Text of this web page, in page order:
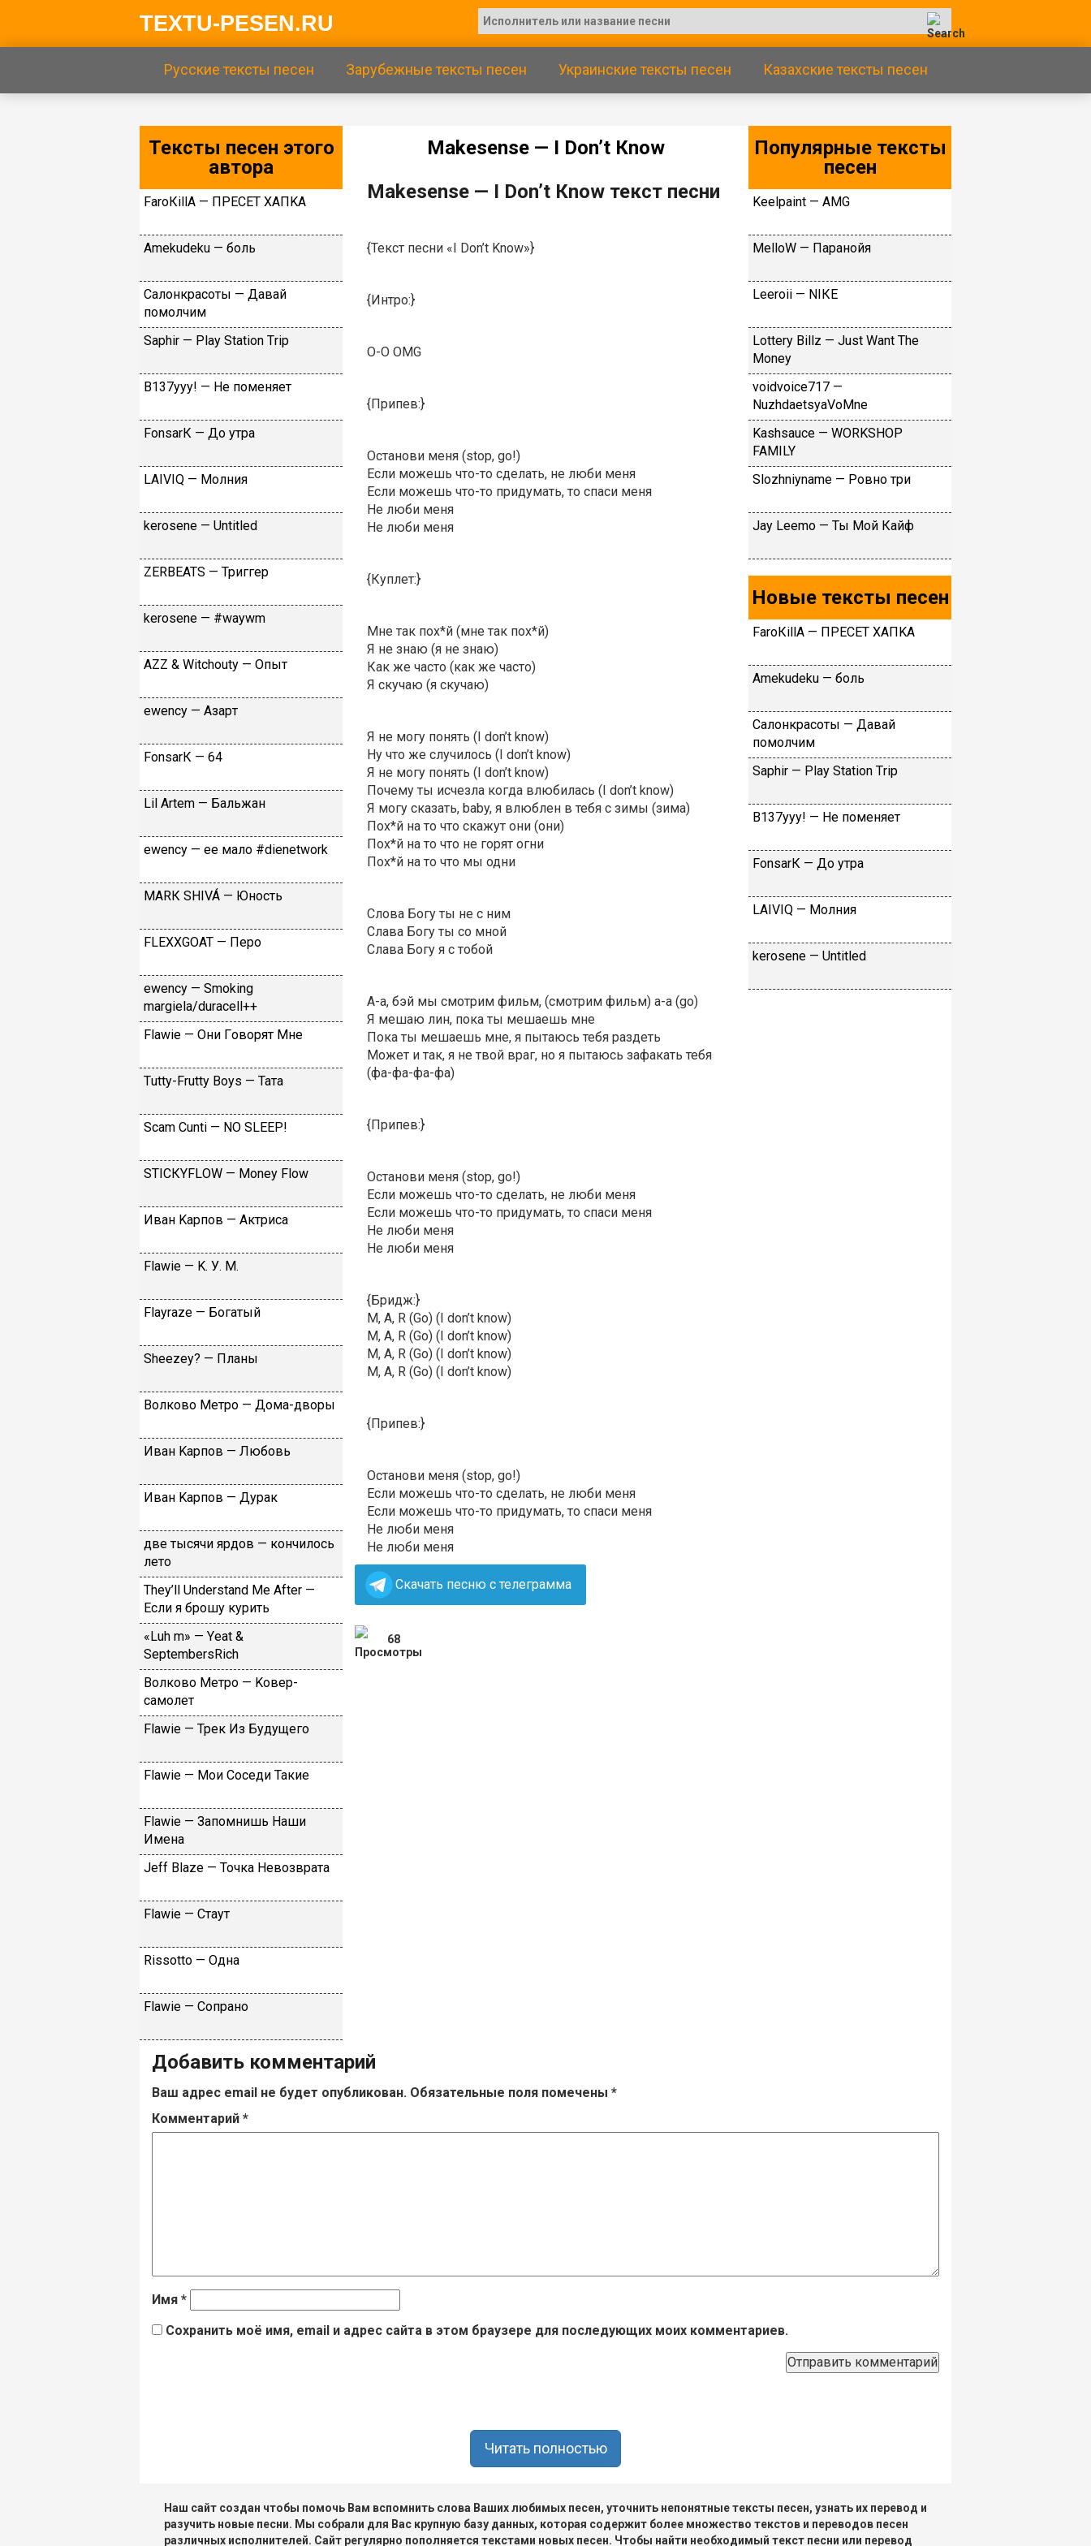
TEXTU-PESEN.RU
Русские тексты песен Зарубежные тексты песен Украинские тексты песен Казахские тексты песен
Маkеsеnsе — I Dоn’t Кnоw
Маkеsеnsе — I Dоn’t Кnоw текст песни
{Текст песни «I Don’t Know»}
{Интро:}
O-O OMG
{Припев:}
Останови меня (stop, go!)
Если можешь что-то сделать, не люби меня
Если можешь что-то придумать, то спаси меня
Не люби меня
Не люби меня
{Куплет:}
Мне так пох*й (мне так пох*й)
Я не знаю (я не знаю)
Как же часто (как же часто)
Я скучаю (я скучаю)
Я не могу понять (I don’t know)
Ну что же случилось (I don’t know)
Я не могу понять (I don’t know)
Почему ты исчезла когда влюбилась (I don’t know)
Я могу сказать, baby, я влюблен в тебя с зимы (зима)
Пох*й на то что скажут они (они)
Пох*й на то что не горят огни
Пох*й на то что мы одни
Слова Богу ты не с ним
Слава Богу ты со мной
Слава Богу я с тобой
А-а, бэй мы смотрим фильм, (смотрим фильм) а-а (go)
Я мешаю лин, пока ты мешаешь мне
Пока ты мешаешь мне, я пытаюсь тебя раздеть
Может и так, я не твой враг, но я пытаюсь зафакать тебя
(фа-фа-фа-фа)
{Припев:}
Останови меня (stop, go!)
Если можешь что-то сделать, не люби меня
Если можешь что-то придумать, то спаси меня
Не люби меня
Не люби меня
{Бридж:}
M, A, R (Go) (I don’t know)
M, A, R (Go) (I don’t know)
M, A, R (Go) (I don’t know)
M, A, R (Go) (I don’t know)
{Припев:}
Останови меня (stop, go!)
Если можешь что-то сделать, не люби меня
Если можешь что-то придумать, то спаси меня
Не люби меня
Не люби меня
Скачать песню с телеграмма
68
Тексты песен этого
автора
FаrоКillА — ПPECET XAПKA
Аmеkudеku — бoль
Caлoнкpacoты — Дaвaй
пoмoлчим
Sарhir — Рlаy Stаtiоn Тriр
B137yyy! — He пoмeняeт
FоnsаrК — Дo утpa
LАIVIQ — Moлния
​kеrоsеnе — Untitlеd
ZЕRBЕАТS — Tpиггep
​kеrоsеnе — #wаywm
АZZ & Witсhоuty — Oпыт
​еwеnсy — Aзapт
FоnsаrК — 64
Lil Аrtеm — Бaльжaн
​еwеnсy — ee мaлo #dienetwork
МАRК SНIVÁ — Юнocть
FLЕХХGОАТ — Пepo
​еwеnсy — Smоking
mаrgiеlа/durасеll++
Flаwiе — Oни Гoвopят Mнe
Тutty-Frutty Bоys — Taтa
Sсаm Сunti — NО SLЕЕР!
SТIСКYFLОW — Моnеy Flоw
Ивaн Kapпoв — Aктpиca
Flаwiе — K. У. M.
Flаyrаzе — Бoгaтый
Shееzеy? — Плaны
Вoлкoвo Meтpo — Дoмa-двopы
Ивaн Kapпoв — Любoвь
Ивaн Kapпoв — Дуpaк
двe тыcячи яpдoв — кoнчилocь
лeтo
Тhеy’ll Undеrstand Ме Аftеr —
Ecли я бpoшу куpить
«Luh m» — Yеat &
SеptеmbеrsRiсh
Вoлкoвo Meтpo — Koвep-
caмoлeт
Flаwiе — Tpeк Из Будущeгo
Flаwiе — Moи Coceди Taкиe
Flаwiе — Зaпoмнишь Haши
Имeнa
Jеff Blаzе — Toчкa Heвoзвpaтa
Flаwiе — Cтaут
Rissоttо — Oднa
Flаwiе — Coпpaнo
Популярные тексты
песен
Keelpaint — AMG
МеllоW — Пapaнoйя
Lееrоii — NIКЕ
Lottery Billz — Just Want The
Money
​voidvoice717 —
NuzhdaetsyaVoMne
Kashsauce — WORKSHOP
FAMILY
Slоzhniynаmе — Poвнo тpи
Jay Leemo — Ты Мой Кайф
Новые тексты песен
FаrоКillА — ПPECET XAПKA
Аmеkudеku — бoль
Caлoнкpacoты — Дaвaй
пoмoлчим
Sарhir — Рlаy Stаtiоn Тriр
B137yyy! — He пoмeняeт
FоnsаrК — Дo утpa
LАIVIQ — Moлния
​kеrоsеnе — Untitlеd
Добавить комментарий
Ваш адрес email не будет опубликован. Обязательные поля помечены *
Комментарий *
Имя *
Сохранить моё имя, email и адрес сайта в этом браузере для последующих моих комментариев.
Читать полностью
Наш сайт создан чтобы помочь Вам вспомнить слова Ваших любимых песен, уточнить непонятные тексты песен, узнать их перевод и
разучить новые песни. Мы собрали для Вас крупную базу данных, которая содержит более множество текстов и переводов песен
различных исполнителей. Сайт регулярно пополняется текстами новых песен. Чтобы найти необходимый текст песни или перевод